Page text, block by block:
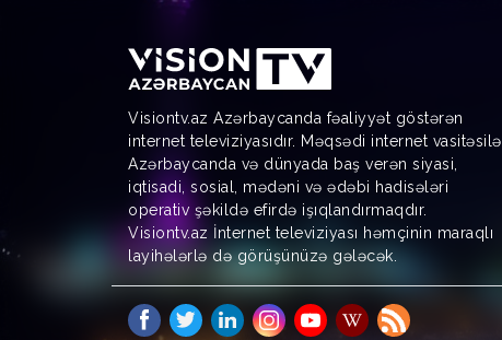
Visiontv.az Azərbaycanda fəaliyyət göstərən
internet televiziyasıdır. Məqsədi internet vasitəsilə
Azərbaycanda və dünyada baş verən siyasi,
iqtisadi, sosial, mədəni və ədəbi hadisələri
operativ şəkildə efirdə işıqlandırmaqdır.
Visiontv.az İnternet televiziyası həmçinin maraqlı
layihələrlə də görüşünüzə gələcək.